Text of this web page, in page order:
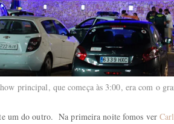
principal, que começa às 3:00, era com o
um do outro. Na primeira noite fomos ver